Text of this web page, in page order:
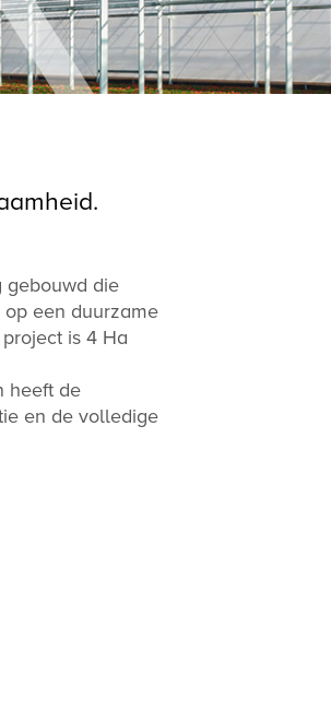
gebouwd die
een duurzame
is 4 Ha
heeft de
en de volledige